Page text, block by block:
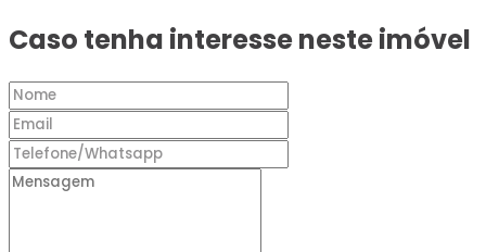
Caso tenha interesse neste imóvel